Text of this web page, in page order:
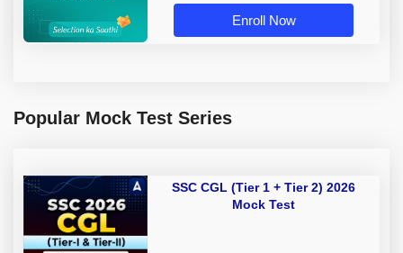
Enroll Now
Popular Mock Test Series
SSC CGL (Tier 1 + Tier 2) 2026
Mock Test